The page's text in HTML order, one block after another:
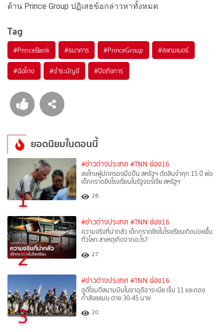
ด้าน Prince Group ปฏิเสธข้อกล่าวหาทั้งหมด
Tag
#PrinceBank #ธนาคาร #PrinceGroup #สแกมเมอร์
#ฉ้อโกง #ชำระบัญชี #ปิดกิจการ
ยอดนิยมในตอนนี้
1
#ข่าวต่างประเทศ #TNN ช่อง16
ลงโทษผู้ปกครองมือปืน สหรัฐฯ ตัดสินจำคุก 15 ปี พ่อ
เด็กกราดยิงโรงเรียนในรัฐจอร์เจีย สหรัฐฯ
28
2
#ข่าวต่างประเทศ #TNN ช่อง16
ความจริงที่น่ากลัว เด็กกราดยิงในโรงเรียนเกิดบ่อยขึ้น
ทั่วโลก สาเหตุเกิดจากอะไร?
27
3
#ข่าวต่างประเทศ #TNN ช่อง16
ฮูตีโจมตีสนามบินในซาอุดีอาระเบีย เจ็บ 11 และกอง
กำลังเยเมน ตาย 30-45 นาย
20